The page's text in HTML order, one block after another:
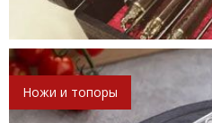
Ножи и топоры